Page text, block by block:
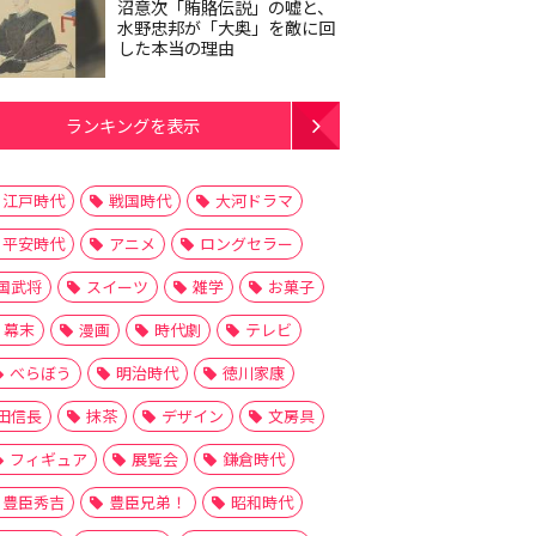
沼意次「賄賂伝説」の嘘と、
水野忠邦が「大奥」を敵に回
した本当の理由
ランキングを表示
江戸時代 戦国時代
大河ドラマ
平安時代
アニメ
ロングセラー
武将
スイーツ 雑学
お菓子
幕末
漫画 時代劇
テレビ
べらぼう
明治時代
徳川家康
信長
抹茶 デザイン
文房具
フィギュア
展覧会
鎌倉時代
豊臣秀吉
豊臣兄弟！
昭和時代